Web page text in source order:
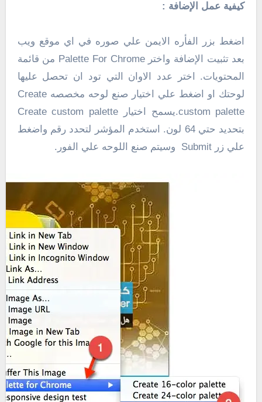
كيفية عمل الإضافة :
اضغط بزر الفأره الايمن علي صوره في اي موقع ويب
بعد تثبيت الإضافة واختر Palette For Chrome من قائمة
المحتويات. اختر عدد الاوان التي تود ان تحصل عليها
لوحتك او اضغط علي اختيار صنع لوحه مخصصه Create
custom palette.يسمح اختيار Create custom palette
بتحديد حتي 64 لون. استخدم المؤشر لتحدد رقم واضغط
علي زر Submit وسيتم صنع اللوحه علي الفور.